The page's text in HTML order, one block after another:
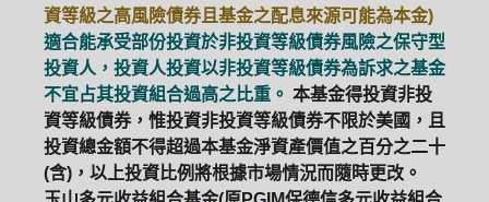
資等級之高風險債券且基金之配息來源可能為本金)
適合能承受部份投資於非投資等級債券風險之保守型
投資人，投資人投資以非投資等級債券為訴求之基金
不宜占其投資組合過高之比重。 本基金得投資非投
資等級債券，惟投資非投資等級債券不限於美國，且
投資總金額不得超過本基金淨資產價值之百分之二十
(含)，以上投資比例將根據市場情況而隨時更改。